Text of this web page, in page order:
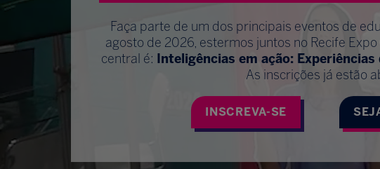
Faça parte de um dos principais eventos de
agosto de 2026, estermos juntos no Recife
central é: Inteligências em ação:
As inscrições já estão
INSCREVA-SE